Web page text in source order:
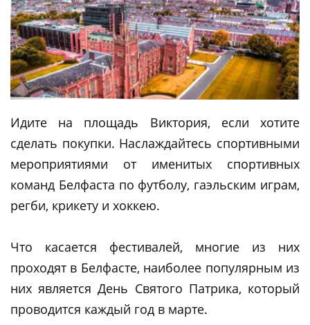
Идите на площадь Виктория, если хотите
сделать покупки. Наслаждайтесь спортивными
мероприятиями от именитых спортивных
команд Белфаста по футболу, гаэльским играм,
регби, крикету и хоккею.
Что касается фестивалей, многие из них
проходят в Белфасте, наиболее популярным из
них является День Святого Патрика, который
проводится каждый год в марте.